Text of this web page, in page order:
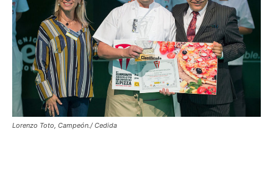
Lorenzo Toto, Campeón./ Cedida